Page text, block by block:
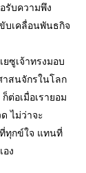
รับความพึง
บเคลื่อนพันธกิจ
ยซูเจ้าทรงมอบ
าสนจักรในโลก
ต่อเมื่อเรายอม
ไม่ว่าจะ
ทุกข์ใจ แทนที่
ง